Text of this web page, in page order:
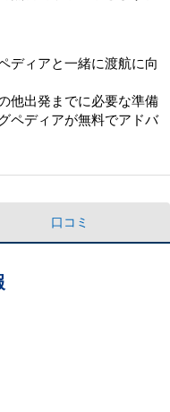
ディアと一緒に渡航に向
他出発までに必要な準備
ペディアが無料でアドバ
口コミ